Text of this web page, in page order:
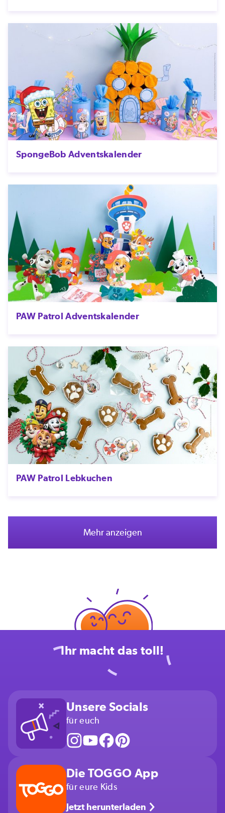
SpongeBob Adventskalender
PAW Patrol Adventskalender
PAW Patrol Lebkuchen
Mehr anzeigen
Ihr macht das toll!
Unsere Socials
für euch
Die TOGGO App
für eure Kids
Jetzt herunterladen